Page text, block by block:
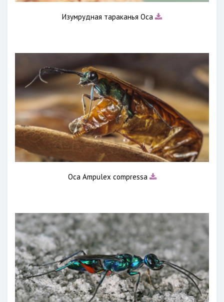
Изумрудная тараканья Оса
Оса Ampulex compressa